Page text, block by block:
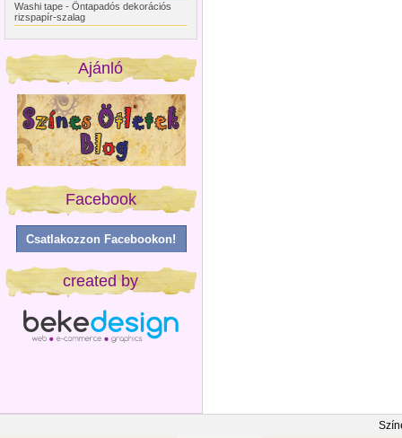
Washi tape - Öntapadós dekorációs
rizspapír-szalag
Ajánló
Facebook
Csatlakozzon Facebookon!
created by